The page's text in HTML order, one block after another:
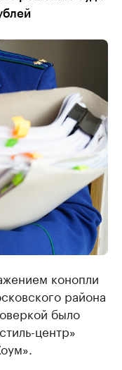
конопли
района
было
центр»